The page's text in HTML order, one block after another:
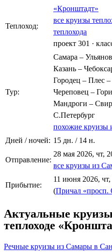
Теплоход:
«Кронштадт»
все круизы
теплохода
проект 301 ·
Тур:
Самара –
Казань –
Городец – Плес
Череповец –
Мандроги –
С.Петербург
похожие круизы
Дней / ночей: 15 дн. / 14 н.
Отправление:
28 мая 2026, чт,
все круизы из
Прибытие:
11 июня 2026,
(Причал «просп.
Актуальные
теплоходе
Речные круизы из Самары в